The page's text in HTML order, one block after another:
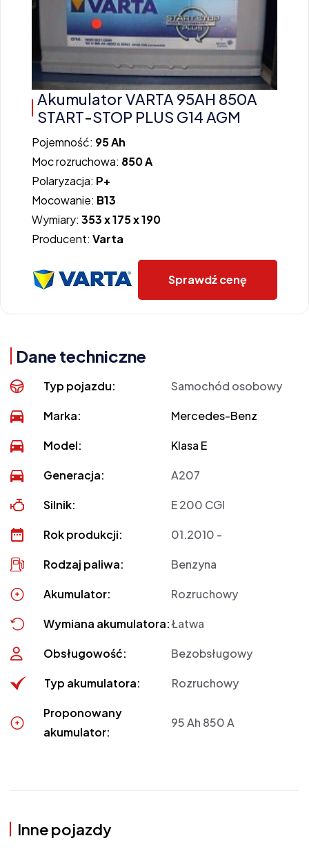
Akumulator VARTA 95AH 850A
START-STOP PLUS G14 AGM
Pojemność: 95 Ah
Moc rozruchowa: 850 A
Polaryzacja: P+
Mocowanie: B13
Wymiary: 353 x 175 x 190
Producent: Varta
Sprawdź cenę
Dane techniczne
Typ pojazdu: Samochód osobowy
Marka: Mercedes-Benz
Model: Klasa E
Generacja: A207
Silnik: E 200 CGI
Rok produkcji: 01.2010 -
Rodzaj paliwa: Benzyna
Akumulator: Rozruchowy
Wymiana akumulatora:Łatwa
Obsługowość: Bezobsługowy
Typ akumulatora: Rozruchowy
Proponowany
akumulator:
95 Ah 850 A
Inne pojazdy